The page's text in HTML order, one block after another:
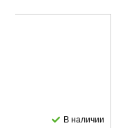
В наличии